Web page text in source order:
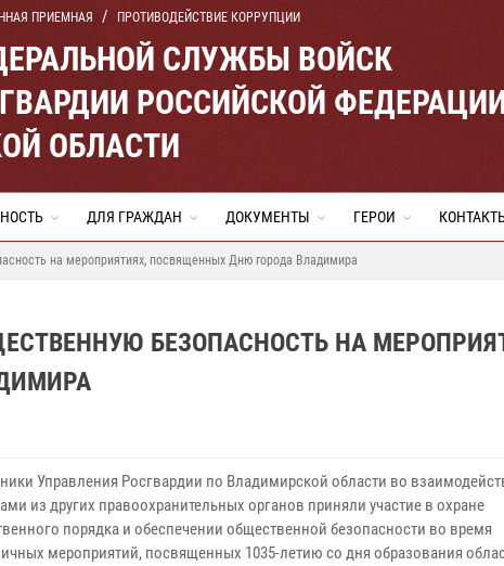
ПРИЕМНАЯ ПРОТИВОДЕЙСТВИЕ КОРРУПЦИИ
СЛУЖБЫ ВОЙСК
РОССИЙСКОЙ
ОБЛАСТИ
ДЛЯ ГРАЖДАН ДОКУМЕНТЫ ГЕРОИ
на мероприятиях, посвященных Дню города Владимира
БЕЗОПАСНОСТЬ НА
Управления Росгвардии по Владимирской области во
из других правоохранительных органов приняли участие в охране
порядка и обеспечении общественной безопасности во время
мероприятий, посвященных 1035-летию со дня образования